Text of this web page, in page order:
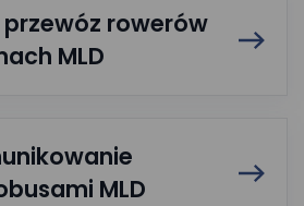
przewóz rowerów
MLD
MLD